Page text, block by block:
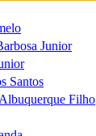
Junior
Santos
Filho